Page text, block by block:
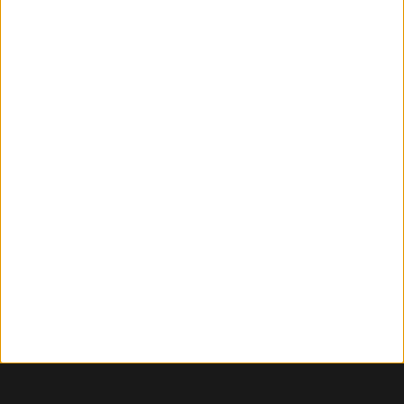
Designed & Developed bySleed